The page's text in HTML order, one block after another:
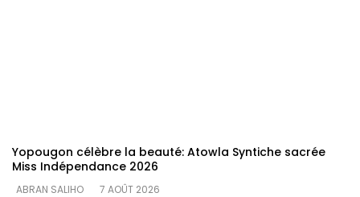
Yopougon célèbre la beauté: Atowla Syntiche sacrée
Miss Indépendance 2026
ABRAN SALIHO
7 AOÛT 2026